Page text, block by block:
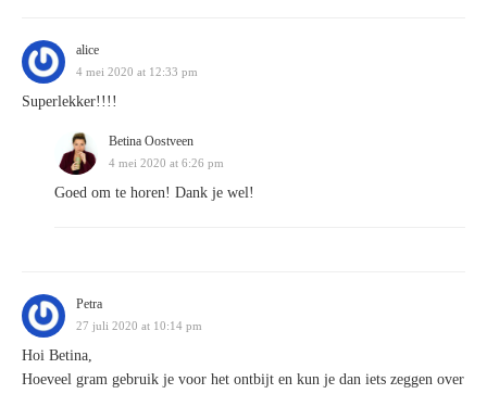
alice
4 mei 2020 at 12:33 pm
Superlekker!!!!
Betina Oostveen
4 mei 2020 at 6:26 pm
Goed om te horen! Dank je wel!
Petra
27 juli 2020 at 10:14 pm
Hoi Betina,
Hoeveel gram gebruik je voor het ontbijt en kun je dan iets zeggen over